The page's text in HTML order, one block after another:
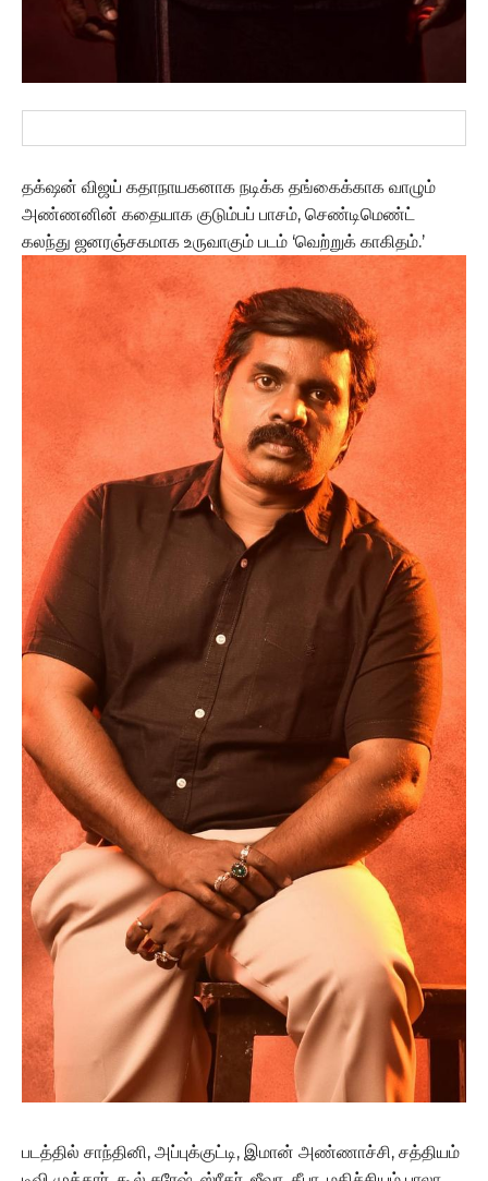
தக்‌ஷன் விஜய் கதாநாயகனாக நடிக்க தங்கைக்காக வாழும்
அண்ணனின் கதையாக குடும்பப் பாசம், செண்டிமெண்ட்
கலந்து ஜனரஞ்சகமாக உருவாகும் படம் ‘வெற்றுக் காகிதம்.’
படத்தில் சாந்தினி, அப்புக்குட்டி, இமான் அண்ணாச்சி, சத்தியம்